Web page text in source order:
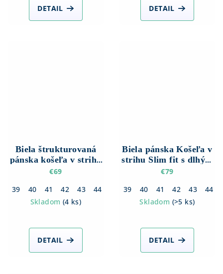
DETAIL DETAIL
Biela štrukturovaná
pánska košeľa v strihu
Slim fit s Dlhým
€69
39
40 41 42 43 44
Skladom (4 ks)
DETAIL
Biela pánska Košeľa v
strihu Slim fit s dlhým
rukávom
€79
39
40 41 42 43
44
Skladom (>5 ks)
DETAIL